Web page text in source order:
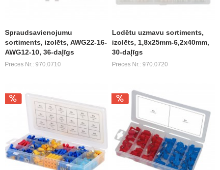
Spraudsavienojumu
sortiments, izolēts, AWG22-16-
AWG12-10, 36-daļīgs
Preces Nr.: 970.0710
Lodētu uzmavu sortiments,
izolēts, 1,8x25mm-6,2x40mm,
30-daļīgs
Preces Nr.: 970.0720